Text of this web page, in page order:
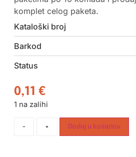
komplet celog paketa.
Kataloški broj
Barkod
Status
0,11 €
1 na zalihi
- + Dodaj u košaricu